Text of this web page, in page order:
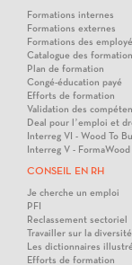
Formations internes
Formations externes
Formations des
Catalogue des
Plan de formation
Congé-éducation payé
Efforts de formation
Validation des
Deal pour l’emploi et
Interreg VI - Wood To
Interreg V - FormaWood
CONSEIL EN RH
Je cherche un emploi
PFI
Reclassement sectoriel
Travailler sur la diversité
Les dictionnaires
Efforts de formation